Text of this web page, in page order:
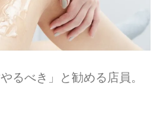
るべき」と勧める店員。